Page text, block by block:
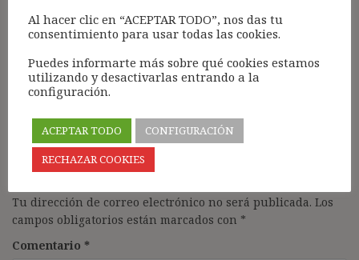
Gracias, tengo en breve juicio por empresa con
despido objetivo y me ayuda la ponencia. A parte
agradecer la sencillez y claridad en la exposición.
Deja una respuesta
Tu dirección de correo electrónico no será publicada. Los
campos obligatorios están marcados con *
Comentario *
Al hacer clic en “ACEPTAR TODO”, nos das tu
consentimiento para usar todas las cookies.
Puedes informarte más sobre qué cookies estamos
utilizando y desactivarlas entrando a la
configuración.
ACEPTAR TODO
CONFIGURACIÓN
RECHAZAR COOKIES